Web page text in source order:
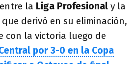
la Liga Profesional y la
que derivó en su eliminación,
con la victoria luego de
por 3-0 en la Copa